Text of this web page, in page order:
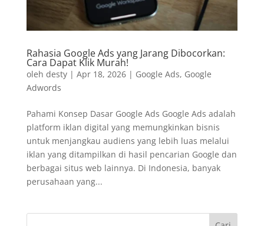
Rahasia Google Ads yang Jarang Dibocorkan:
Cara Dapat Klik Murah!
oleh desty| Apr 18, 2026| Google Ads, Google
Adwords
Pahami Konsep Dasar Google Ads Google Ads adalah
platform iklan digital yang memungkinkan bisnis
untuk menjangkau audiens yang lebih luas melalui
iklan yang ditampilkan di hasil pencarian Google dan
berbagai situs web lainnya. Di Indonesia, banyak
perusahaan yang...